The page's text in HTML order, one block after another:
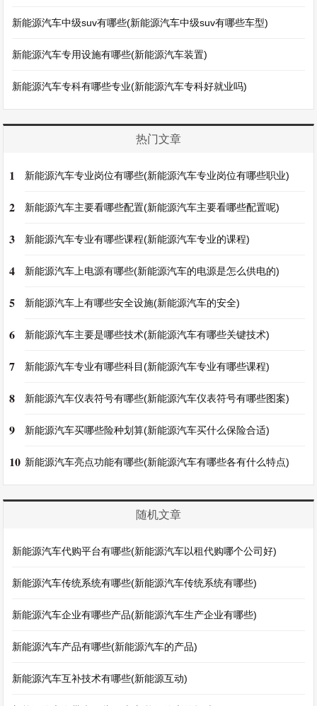
新能源汽车中级suv有哪些(新能源汽车中级suv有哪些车型)
新能源汽车专用设施有哪些(新能源汽车装置)
新能源汽车专科有哪些专业(新能源汽车专科好就业吗)
热门文章
1 新能源汽车专业岗位有哪些(新能源汽车专业岗位有哪些职业)
2 新能源汽车主要看哪些配置(新能源汽车主要看哪些配置呢)
3 新能源汽车专业有哪些课程(新能源汽车专业的课程)
4 新能源汽车上电源有哪些(新能源汽车的电源是怎么供电的)
5 新能源汽车上有哪些安全设施(新能源汽车的安全)
6 新能源汽车主要是哪些技术(新能源汽车有哪些关键技术)
7 新能源汽车专业有哪些科目(新能源汽车专业有哪些课程)
8 新能源汽车仪表符号有哪些(新能源汽车仪表符号有哪些图案)
9 新能源汽车买哪些险种划算(新能源汽车买什么保险合适)
10 新能源汽车亮点功能有哪些(新能源汽车有哪些各有什么特点)
随机文章
新能源汽车代购平台有哪些(新能源汽车以租代购哪个公司好)
新能源汽车传统系统有哪些(新能源汽车传统系统有哪些)
新能源汽车企业有哪些产品(新能源汽车生产企业有哪些)
新能源汽车产品有哪些(新能源汽车的产品)
新能源汽车互补技术有哪些(新能源互动)